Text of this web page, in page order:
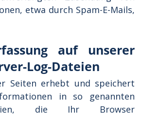
etwa durch Spam-E-Mails,
auf unserer
Log-Dateien
Seiten erhebt und speichert
in so genannten
die Ihr Browser